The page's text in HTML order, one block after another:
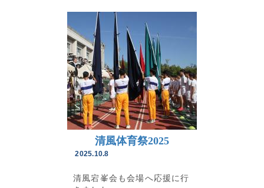
清風体育祭2025
2025.10.8
清風宕峯会も会場へ応援に行